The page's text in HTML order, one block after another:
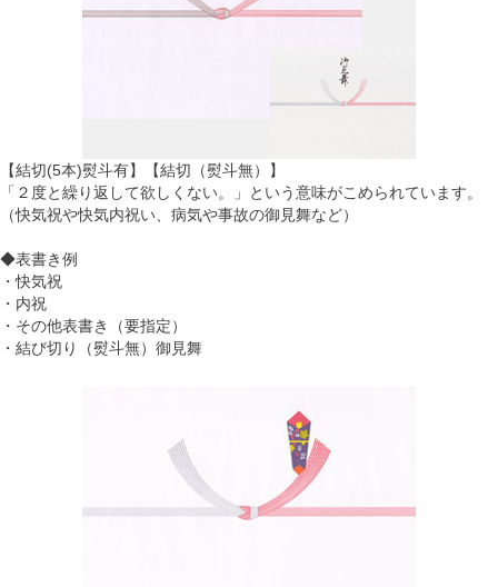
【結切(5本)熨斗有】【結切（熨斗無）】
「２度と繰り返して欲しくない。」という意味がこめられています。
（快気祝や快気内祝い、病気や事故の御見舞など）
◆表書き例
・快気祝
・内祝
・その他表書き（要指定）
・結び切り（熨斗無）御見舞